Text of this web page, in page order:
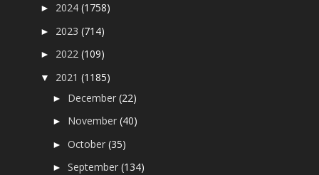
► 2024(1758)
► 2023(714)
► 2022(109)
▼ 2021(1185)
► December(22)
► November(40)
►October(35)
►September(134)